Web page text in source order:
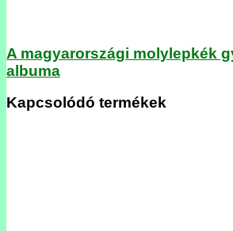
A magyarországi molylepkék
albuma
Kapcsolódó termékek